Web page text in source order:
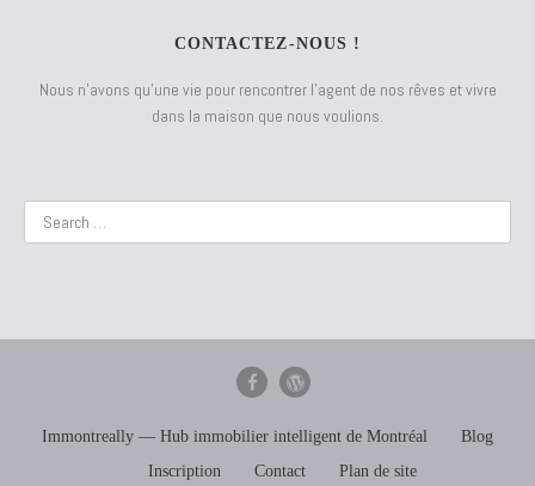
CONTACTEZ-NOUS !
Nous n’avons qu’une vie pour rencontrer l’agent de nos rêves et vivre
dans la maison que nous voulions.
Immontreally — Hub immobilier intelligent de Montréal
Blog
Inscription
Contact Plan de site